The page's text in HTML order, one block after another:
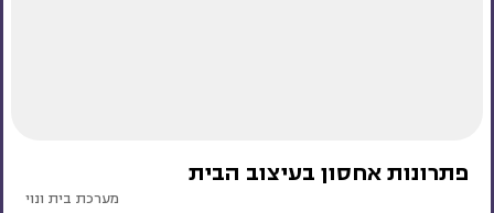
פתרונות אחסון בעיצוב הבית
מערכת בית ונוי